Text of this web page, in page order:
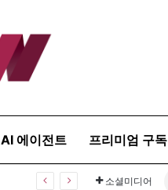
AI 에이전트 프리미엄 구독
소셜미디어